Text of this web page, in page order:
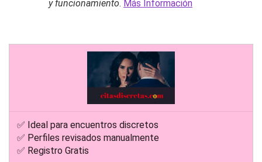
websparaligar.com analizamos cada
y funcionamiento. Más Información